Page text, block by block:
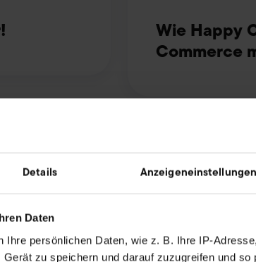
Details Anzeigeneinstellungen
Daten
Ihre persönlichen Daten, wie z. B. Ihre IP-
zu speichern und darauf zuzugreifen und so
Wie Happy
Commerce